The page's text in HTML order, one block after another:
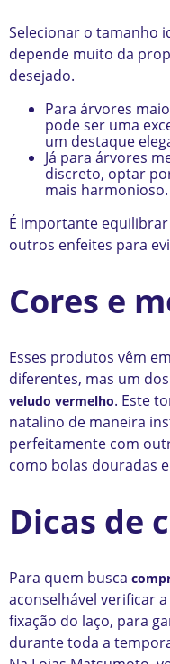
Selecionar o tamanho
depende muito da
desejado.
Para árvores
pode ser uma
um destaque
Já para árvores
discreto, optar
mais harmonioso.
É importante
outros enfeites para
Cores e
Esses produtos vêm
diferentes, mas um
veludo vermelho. Este
natalino de maneira
perfeitamente com
como bolas douradas
Dicas de
Para quem busca
aconselhável verificar
fixação do laço, para
durante toda a